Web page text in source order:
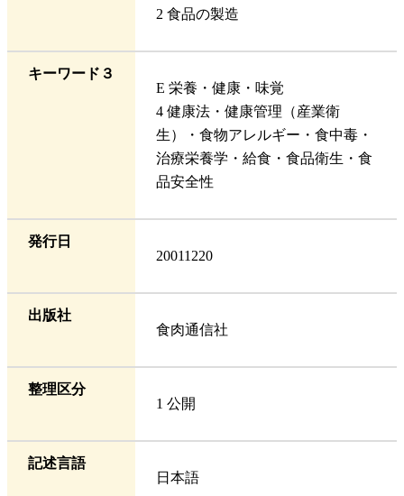
2 食品の製造
キーワード３
E 栄養・健康・味覚
4 健康法・健康管理（産業衛
生）・食物アレルギー・食中毒・
治療栄養学・給食・食品衛生・食
品安全性
発行日
20011220
出版社
食肉通信社
整理区分
1 公開
記述言語
日本語